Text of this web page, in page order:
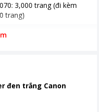
3,000 trang (đi kèm
trang)
WIFI
249mm Khối lượng 8,7 kg
đen trắng Canon